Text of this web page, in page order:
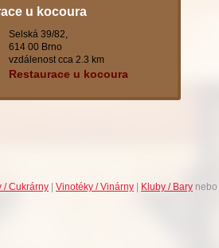
u kocoura
Selská 39/82,
614 00 Brno
vzdálenost cca 2.3 km
Restaurace u kocoura
/ Cukrárny Vinotéky / Vinárny Kluby / Bary nebo